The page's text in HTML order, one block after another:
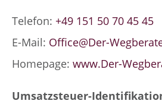
Telefon: +49 151 50 70 45 45
E-Mail: Office@Der-
Homepage:www.Der-
Umsatzsteuer-